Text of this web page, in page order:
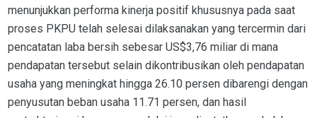
menunjukkan performa kinerja positif khususnya pada saat
proses PKPU telah selesai dilaksanakan yang tercermin dari
pencatatan laba bersih sebesar US$3,76 miliar di mana
pendapatan tersebut selain dikontribusikan oleh pendapatan
usaha yang meningkat hingga 26.10 persen dibarengi dengan
penyusutan beban usaha 11.71 persen, dan hasil